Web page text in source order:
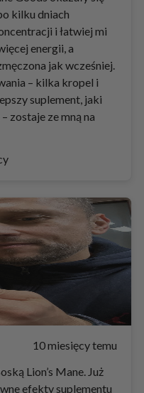
kilku dniach
i łatwiej mi
energii, a
jak wcześniej.
– kilka kropel i
suplement, jaki
zostaje ze mną na
10 miesięcy temu
Lion’s Mane. Już
efekty suplementu